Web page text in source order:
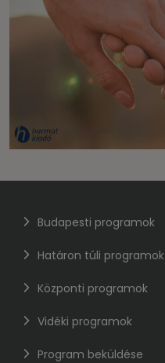
Budapesti programok
Határon túli programok
Központi programok
Vidéki programok
Program beküldése